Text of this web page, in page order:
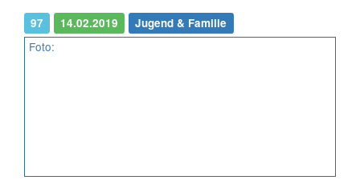
97 14.02.2019 Jugend & Familie
Foto: